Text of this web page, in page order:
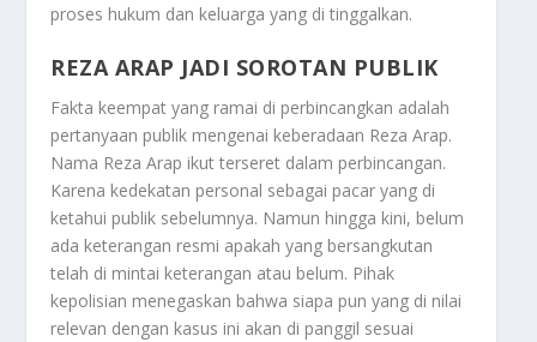
proses hukum dan keluarga yang di tinggalkan.
REZA ARAP JADI SOROTAN PUBLIK
Fakta keempat yang ramai di perbincangkan adalah
pertanyaan publik mengenai keberadaan Reza Arap.
Nama Reza Arap ikut terseret dalam perbincangan.
Karena kedekatan personal sebagai pacar yang di
ketahui publik sebelumnya. Namun hingga kini, belum
ada keterangan resmi apakah yang bersangkutan
telah di mintai keterangan atau belum. Pihak
kepolisian menegaskan bahwa siapa pun yang di nilai
relevan dengan kasus ini akan di panggil sesuai